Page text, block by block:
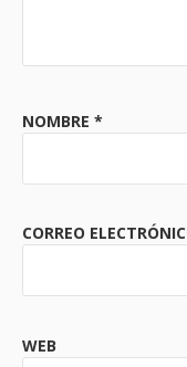
NOMBRE *
CORREO
WEB